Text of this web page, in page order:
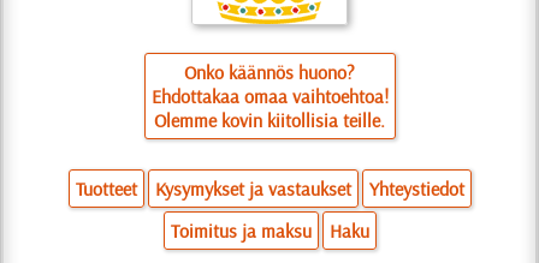
Onko käännös huono?
Ehdottakaa omaa vaihtoehtoa!
Olemme kovin kiitollisia teille.
Tuotteet Kysymykset ja vastaukset
Yhteystiedot
Toimitus ja maksu
Haku